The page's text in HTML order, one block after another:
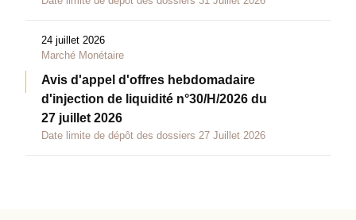
24 juillet 2026
Marché Monétaire
Avis d'appel d'offres hebdomadaire
d'injection de liquidité n°30/H/2026 du
27 juillet 2026
Date limite de dépôt des dossiers 27 Juillet 2026